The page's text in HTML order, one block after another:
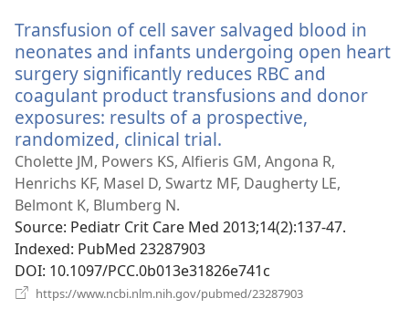
вікні)
Transfusion of cell saver salvaged blood in
neonates and infants undergoing open heart
surgery significantly reduces RBC and
coagulant product transfusions and donor
exposures: results of a prospective,
randomized, clinical trial.
у
новому
Cholette JM, Powers KS, Alfieris GM, Angona R,
Henrichs KF, Masel D, Swartz MF, Daugherty LE,
Belmont K, Blumberg N.
Source‎: Pediatr Crit Care Med 2013;14(2):137-47.
Indexed‎: PubMed 23287903
DOI‎: 10.1097/PCC.0b013e31826e741c
https://www.ncbi.nlm.nih.gov/pubmed/23287903